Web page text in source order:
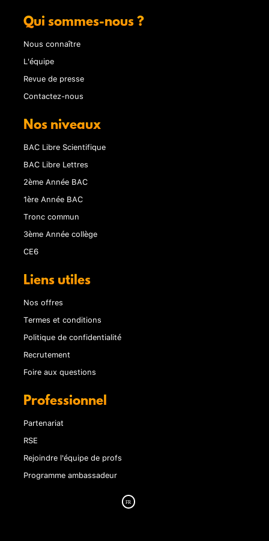
Qui sommes-nous ?
Nous connaître
L'équipe
Revue de presse
Contactez-nous
Nos niveaux
BAC Libre Scientifique
BAC Libre Lettres
2ème Année BAC
1ère Année BAC
Tronc commun
3ème Année collège
CE6
Liens utiles
Nos offres
Termes et conditions
Politique de confidentialité
Recrutement
Foire aux questions
Professionnel
Partenariat
RSE
Rejoindre l'équipe de profs
Programme ambassadeur